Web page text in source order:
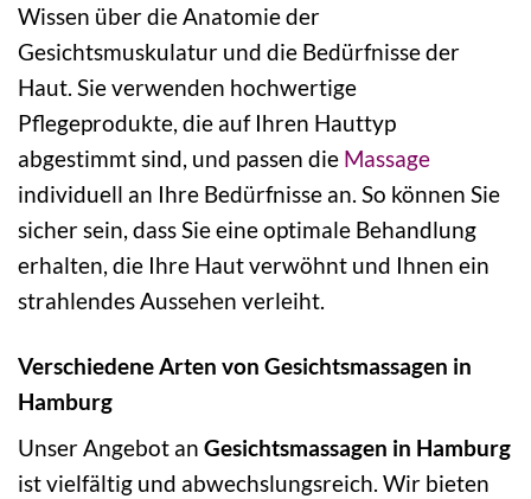
Wissen über die Anatomie der
Gesichtsmuskulatur und die Bedürfnisse der
Haut. Sie verwenden hochwertige
Pflegeprodukte, die auf Ihren Hauttyp
abgestimmt sind, und passen die Massage
individuell an Ihre Bedürfnisse an. So können Sie
sicher sein, dass Sie eine optimale Behandlung
erhalten, die Ihre Haut verwöhnt und Ihnen ein
strahlendes Aussehen verleiht.
Verschiedene Arten von Gesichtsmassagen in
Hamburg
Unser Angebot an Gesichtsmassagen in Hamburg
ist vielfältig und abwechslungsreich. Wir bieten